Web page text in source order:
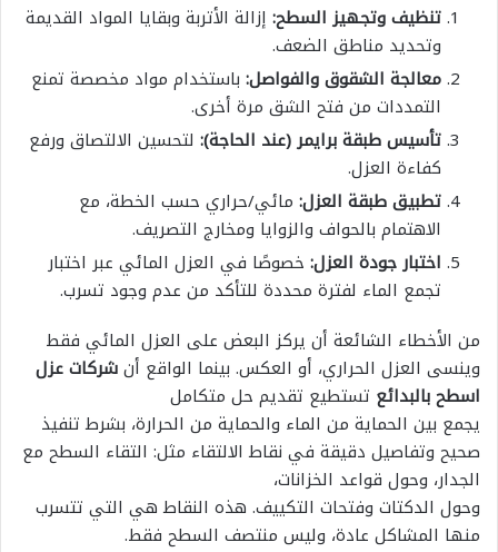
تنظيف وتجهيز السطح: إزالة الأتربة وبقايا المواد القديمة
وتحديد مناطق الضعف.
معالجة الشقوق والفواصل: باستخدام مواد مخصصة تمنع
التمددات من فتح الشق مرة أخرى.
تأسيس طبقة برايمر (عند الحاجة): لتحسين الالتصاق ورفع
كفاءة العزل.
تطبيق طبقة العزل: مائي/حراري حسب الخطة، مع
الاهتمام بالحواف والزوايا ومخارج التصريف.
اختبار جودة العزل: خصوصًا في العزل المائي عبر اختبار
تجمع الماء لفترة محددة للتأكد من عدم وجود تسرب.
من الأخطاء الشائعة أن يركز البعض على العزل المائي فقط
وينسى العزل الحراري، أو العكس. بينما الواقع أنشركات عزل
اسطح بالبدائع تستطيع تقديم حل متكامل
يجمع بين الحماية من الماء والحماية من الحرارة، بشرط تنفيذ
صحيح وتفاصيل دقيقة في نقاط الالتقاء مثل: التقاء السطح مع
الجدار، وحول قواعد الخزانات،
وحول الدكتات وفتحات التكييف. هذه النقاط هي التي تتسرب
منها المشاكل عادة، وليس منتصف السطح فقط.